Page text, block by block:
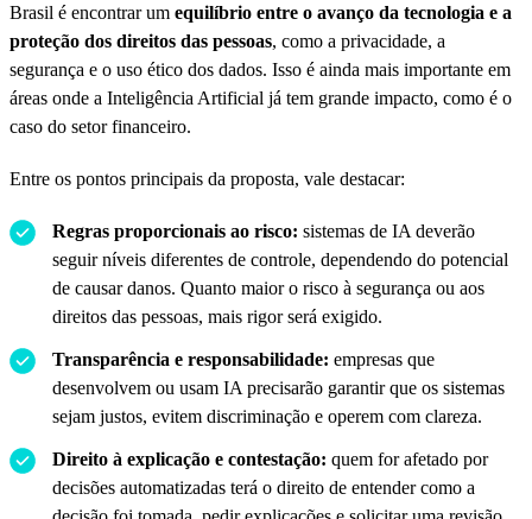
Brasil é encontrar um equilíbrio entre o avanço da tecnologia e a
proteção dos direitos das pessoas, como a privacidade, a
segurança e o uso ético dos dados. Isso é ainda mais importante em
áreas onde a Inteligência Artificial já tem grande impacto, como é o
caso do setor financeiro.
Entre os pontos principais da proposta, vale destacar:
Regras proporcionais ao risco: sistemas de IA deverão
seguir níveis diferentes de controle, dependendo do potencial
de causar danos. Quanto maior o risco à segurança ou aos
direitos das pessoas, mais rigor será exigido.
Transparência e responsabilidade: empresas que
desenvolvem ou usam IA precisarão garantir que os sistemas
sejam justos, evitem discriminação e operem com clareza.
Direito à explicação e contestação: quem for afetado por
decisões automatizadas terá o direito de entender como a